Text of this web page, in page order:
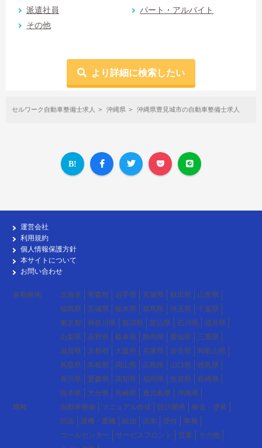
派遣社員
パート・アルバイト
その他
より詳細に検索したい
セルワーク自動車整備士求人 沖縄県 沖縄県豊見城市の自動車整備士求人
運営会社
利用規約
個人情報保護方針
本サイトについて
お問い合わせ
各勤務地 北海道 青森県 岩手県 宮城県 秋田県
山形県
福島県
茨城県 栃木県 群馬県 埼玉県
千葉県
東京都
神奈川県 新潟県 富山県 石川県
福井県
山梨県
長野県 岐阜県 静岡県 愛知県
三重県
滋賀県
京都府 大阪府 兵庫県 奈良県
和歌山県
鳥取県
島根県 岡山県 広島県 山口県
徳島県
香川県
愛媛県 高知県 福岡県 佐賀県
長崎県
熊本県
大分県 宮崎県 鹿児島県
沖縄県
職種
自動車整備 マニュアル作成 設計開発
板金・塗装
回送
建機・重機 給油 洗車 受付
事務
コールセンター
サービスフロント 営業
その他